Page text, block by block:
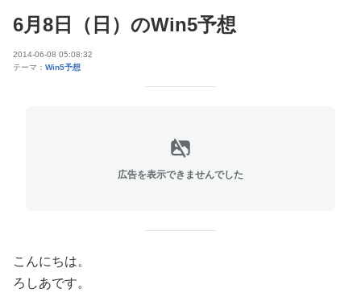
6月8日（日）のWin5予想
2014-06-08 05:08:32
テーマ： Win5予想
広告を表示できませんでした
こんにちは。
ろしあです。